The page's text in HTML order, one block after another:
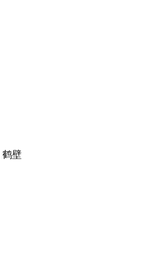
鹤壁